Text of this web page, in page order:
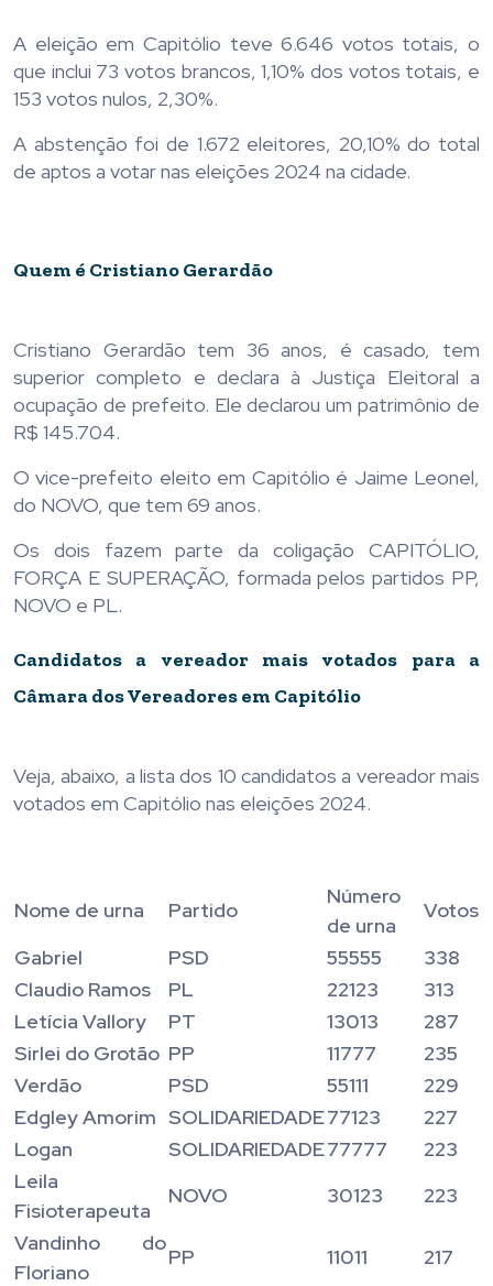
A eleição em Capitólio teve 6.646 votos totais, o
que inclui 73 votos brancos, 1,10% dos votos totais, e
153 votos nulos, 2,30%.
A abstenção foi de 1.672 eleitores, 20,10% do total
de aptos a votar nas eleições 2024 na cidade.
Quem é Cristiano Gerardão
Cristiano Gerardão tem 36 anos, é casado, tem
superior completo e declara à Justiça Eleitoral a
ocupação de prefeito. Ele declarou um patrimônio de
R$ 145.704.
O vice-prefeito eleito em Capitólio é Jaime Leonel,
do NOVO, que tem 69 anos.
Os dois fazem parte da coligação CAPITÓLIO,
FORÇA E SUPERAÇÃO, formada pelos partidos PP,
NOVO e PL.
Candidatos a vereador mais votados para a
Câmara dos Vereadores em Capitólio
Veja, abaixo, a lista dos 10 candidatos a vereador mais
votados em Capitólio nas eleições 2024.
Nome de urna Partido
Número
de urna
Votos
Gabriel
PSD 55555
338
Claudio Ramos
PL 22123
313
Letícia Vallory
PT 13013
287
Sirlei do Grotão PP 11777
235
Verdão
PSD 55111
229
Edgley Amorim SOLIDARIEDADE77123
227
Logan
SOLIDARIEDADE77777
223
Leila
Fisioterapeuta
NOVO 30123
223
Vandinho do
Floriano
PP 11011
217